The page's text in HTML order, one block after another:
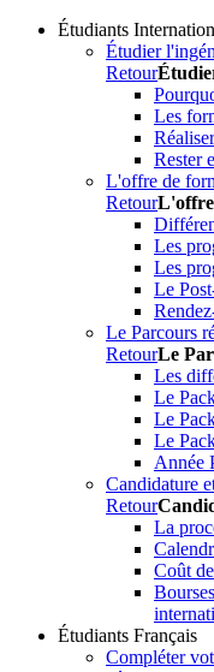
Étudiants
Étudier
Retour
Les
Rester
L'offre de
RetourL'offre
Les
Les
Le
Le Parcours
RetourLe
Les
Le
Le
Le
Année
Candidature
Retour
La
Coût
Étudiants Français
Compléter